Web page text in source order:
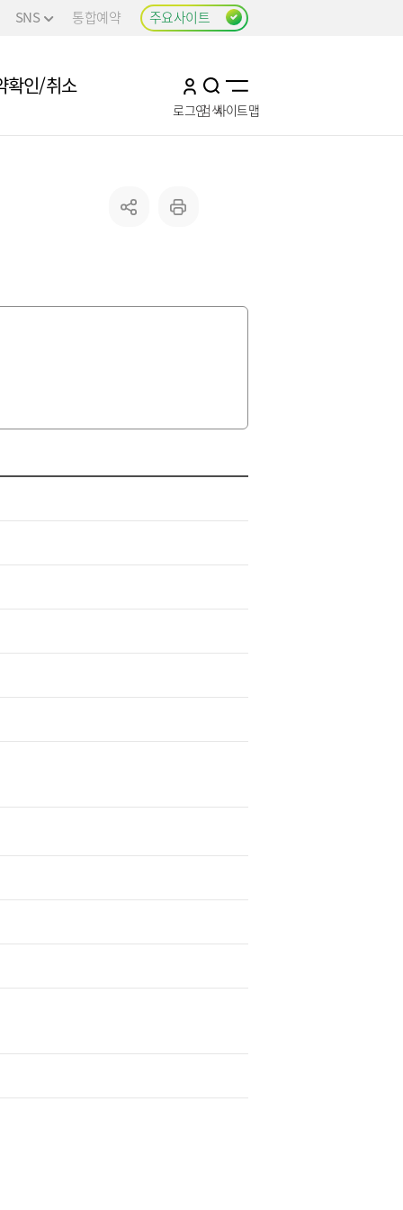
SNS 통합예약 주요사이트
확인/취소